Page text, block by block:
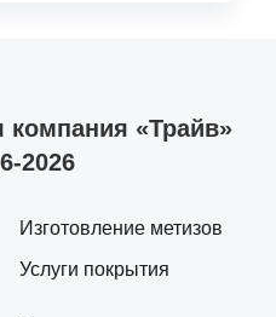
компания «Трайв»
2026
Изготовление метизов
Услуги покрытия